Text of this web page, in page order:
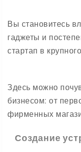
Вы становитесь
гаджеты и
стартап в
Здесь можно
бизнесом: от
фирменных
Создание